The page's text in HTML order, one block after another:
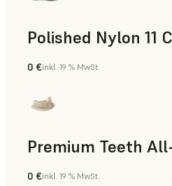
Polished Nylon 11
SLS-Pulver
0 €inkl. 19 % MwSt.
Zahnmedizin
0 €inkl. 19 % MwSt.